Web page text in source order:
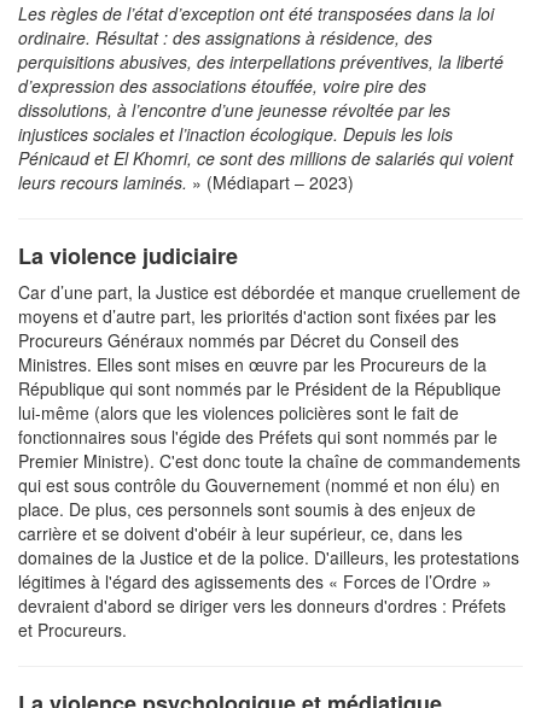
Les règles de l’état d’exception ont été transposées dans la loi
ordinaire. Résultat : des assignations à résidence, des
perquisitions abusives, des interpellations préventives, la liberté
d’expression des associations étouffée, voire pire des
dissolutions, à l’encontre d’une jeunesse révoltée par les
injustices sociales et l’inaction écologique. Depuis les lois
Pénicaud et El Khomri, ce sont des millions de salariés qui voient
leurs recours laminés. » (Médiapart – 2023)
La violence judiciaire
Car d’une part, la Justice est débordée et manque cruellement de
moyens et d’autre part, les priorités d'action sont fixées par les
Procureurs Généraux nommés par Décret du Conseil des
Ministres. Elles sont mises en œuvre par les Procureurs de la
République qui sont nommés par le Président de la République
lui-même (alors que les violences policières sont le fait de
fonctionnaires sous l'égide des Préfets qui sont nommés par le
Premier Ministre). C'est donc toute la chaîne de commandements
qui est sous contrôle du Gouvernement (nommé et non élu) en
place. De plus, ces personnels sont soumis à des enjeux de
carrière et se doivent d'obéir à leur supérieur, ce, dans les
domaines de la Justice et de la police. D'ailleurs, les protestations
légitimes à l'égard des agissements des « Forces de l’Ordre »
devraient d'abord se diriger vers les donneurs d'ordres : Préfets
et Procureurs.